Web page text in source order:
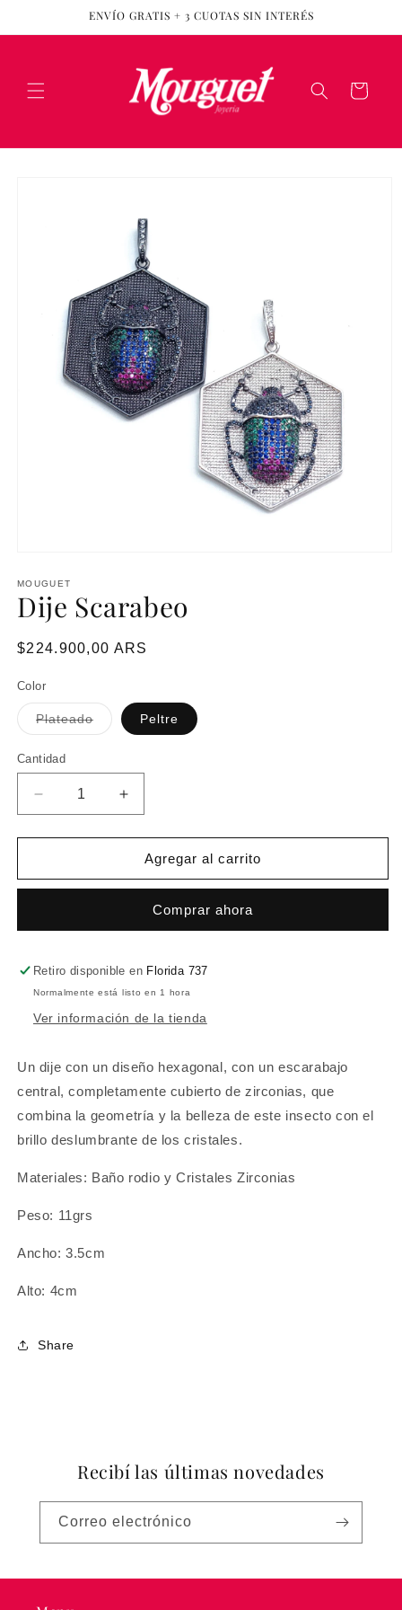
directamente
al contenido
ENVÍO GRATIS + 3 CUOTAS SIN INTERÉS
Carrito
MOUGUET
Dije Scarabeo
Precio
$224.900,00 ARS
Color
PlateadoVariante
agotada
Peltre
Cantidad
Reducir
cantidad
para
Scarabeo
Aumentar
cantidad
para
Dije
Scarabeo
Agregar al carrito
Comprar ahora
Retiro disponible en Florida 737
Normalmente está listo en 1 hora
Ver información de la tienda
Un dije con un diseño hexagonal, con un escarabajo
central, completamente cubierto de zirconias, que
combina la geometría y la belleza de este insecto con el
brillo deslumbrante de los cristales.
Materiales: Baño rodio y Cristales Zirconias
Peso: 11grs
Ancho: 3.5cm
Alto: 4cm
Share
Recibí las últimas novedades
Correo electrónico